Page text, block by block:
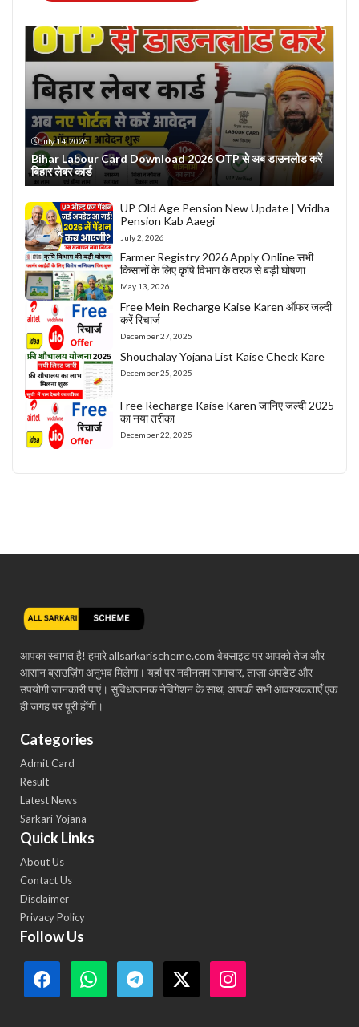
July 14, 2026
Bihar Labour Card Download 2026 OTP से अब डाउनलोड करें
बिहार लेबर कार्ड
UP Old Age Pension New Update | Vridha
Pension Kab Aaegi
July 2, 2026
Farmer Registry 2026 Apply Online सभी
किसानों के लिए कृषि विभाग के तरफ से बड़ी घोषणा
May 13, 2026
Free Mein Recharge Kaise Karen ऑफर जल्दी
करें रिचार्ज
December 27, 2025
Shouchalay Yojana List Kaise Check Kare
December 25, 2025
Free Recharge Kaise Karen जानिए जल्दी 2025
का नया तरीका
December 22, 2025
आपका स्वागत है! हमारे allsarkarischeme.com वेबसाइट पर आपको तेज और
आसान ब्राउज़िंग अनुभव मिलेगा। यहां पर नवीनतम समाचार, ताज़ा अपडेट और
उपयोगी जानकारी पाएं। सुविधाजनक नेविगेशन के साथ, आपकी सभी आवश्यकताएँ एक
ही जगह पर पूरी होंगी।
Categories
Admit Card
Result
Latest News
Sarkari Yojana
Quick Links
About Us
Contact Us
Disclaimer
Privacy Policy
Follow Us